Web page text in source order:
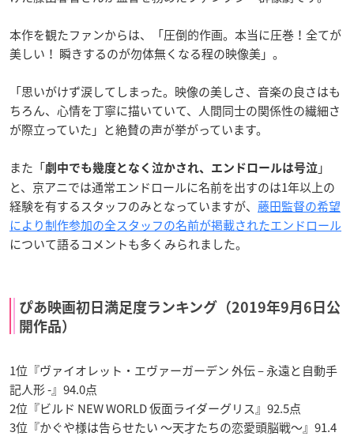
本作を観たファンからは、「圧倒的作画。本当に圧巻！全てが
美しい！ 瞬きするのが勿体無くなる程の映像美」。
「思いがけず涙してしまった。映像の美しさ、音楽の良さはも
ちろん、心情を丁寧に描いていて、人間同士の関係性の繊細さ
が際立っていた」 と絶賛の声が挙がっています。
また「劇中でも幾度となく泣かされ、エンドロールは号泣 」
と、京アニでは通常エンドロールに名前を出すのは1年以上の
経験を有するスタッフのみとなっていますが、 藤田監督の希望
により制作参加の全スタッフの名前が掲載されたエンドロール
について語るコメントも多くみられました。
ぴあ映画初日満足度ランキング（2019年9月6日公
開作品）
1位『ヴァイオレット・エヴァーガーデン 外伝 – 永遠と自動手
記人形 -』94.0点
2位『ビルド NEW WORLD 仮面ライダーグリス』92.5点
3位『かぐや様は告らせたい ～天才たちの恋愛頭脳戦～』91.4